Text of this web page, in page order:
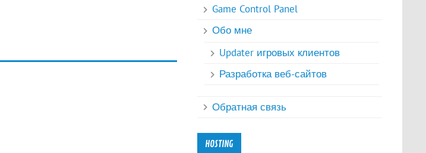
Game Control Panel
Обо мне
Updater игровых клиентов
Разработка веб-сайтов
Обратная связь
HOSTING